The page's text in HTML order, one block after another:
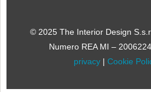
© 2025 The Interior Design
Numero REA MI –
privacy| Cookie